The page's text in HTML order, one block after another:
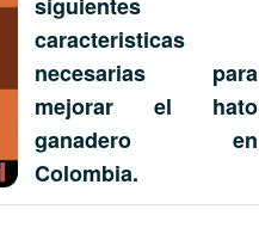
siguientes
caracteristicas
necesarias para
mejorar el hato
ganadero en
Colombia.